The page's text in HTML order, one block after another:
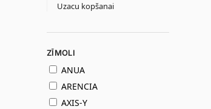
Uzacu kopšanai
ZĪMOLI
ANUA
ARENCIA
AXIS-Y